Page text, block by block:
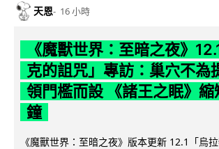
天恩 16 小時
《魔獸世界：至暗之夜》
克的詛咒」專訪：巢穴不為
領門檻而設 《諸王之眠》縮
鐘
《魔獸世界：至暗之夜》版本更新 12.1「烏